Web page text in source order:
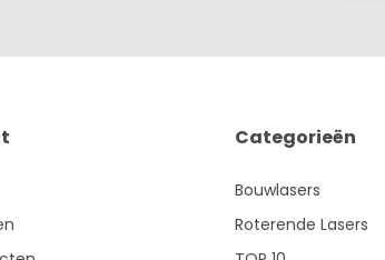
Categorieën
Bouwlasers
Roterende Lasers